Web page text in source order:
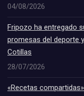
04/08/2026
Fripozo ha entregado
promesas del deporte
Cotillas
28/07/2026
«Recetas